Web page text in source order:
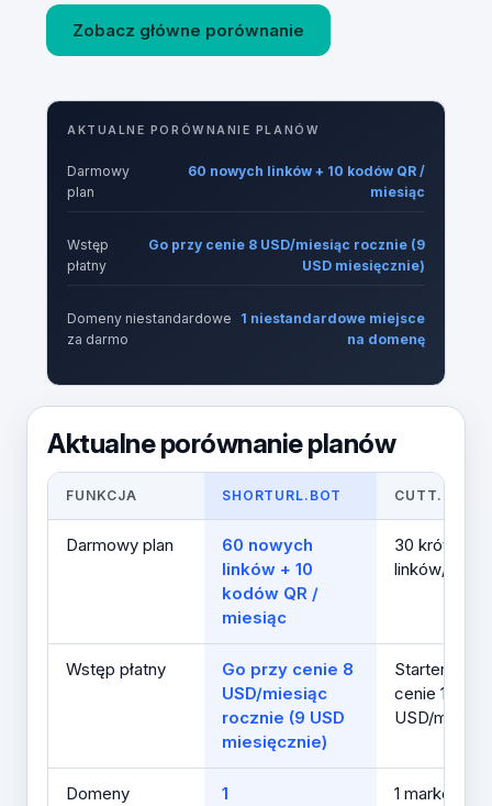
Zobacz główne porównanie
AKTUALNE PORÓWNANIE PLANÓW
Darmowy
plan
60 nowych linków + 10 kodów QR /
miesiąc
Wstęp
płatny
Go przy cenie 8 USD/miesiąc rocznie (9
USD miesięcznie)
Domeny niestandardowe
za darmo
1 niestandardowe miejsce
na domenę
Aktualne porównanie planów
FUNKCJA SHORTURL.BOT CUTT.LY
Darmowy plan
60 nowych
linków + 10
kodów QR /
miesiąc
30 krótkich
linków/
Wstęp płatny
Go przy cenie 8
USD/miesiąc
rocznie (9 USD
miesięcznie)
Starter przy
cenie 12
USD/mies
Domeny
1
1 markowa